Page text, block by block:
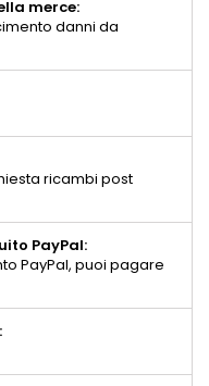
merce:
danni da
ricambi post
PayPal:
PayPal, puoi pagare